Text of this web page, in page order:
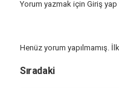
Şöyle alıp başımı gidesim
Rehabilitasyonda geçirdiği
telafiye başlamak zorunda
Yorum yazmak için Giriş yap
Henüz yorum yapılmamış.
Sıradaki